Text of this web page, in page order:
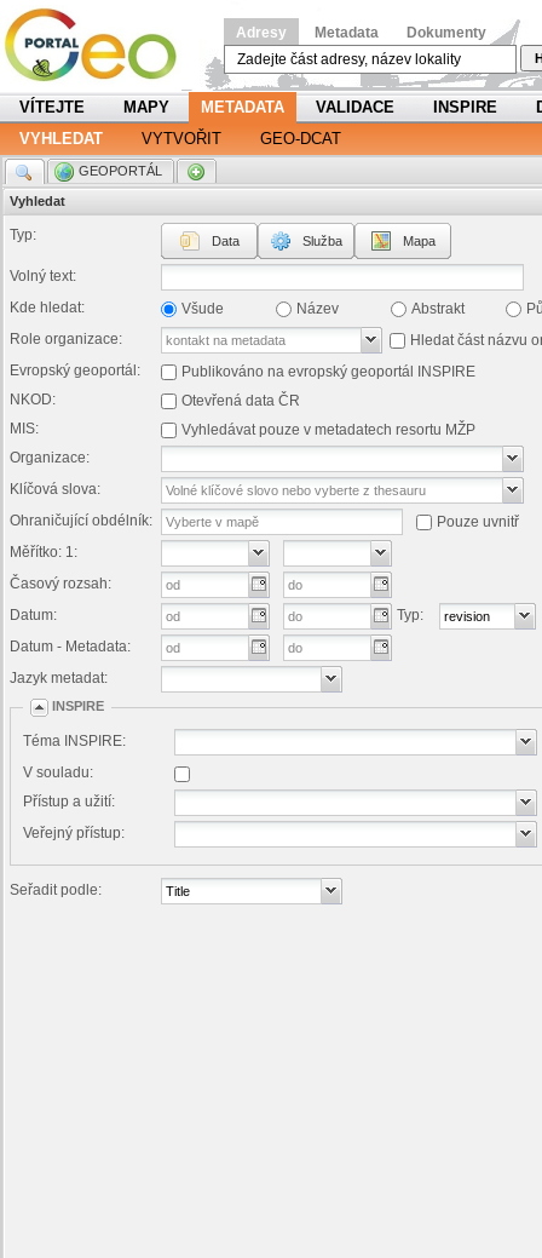
Adresy Metadata Dokumenty
VÍTEJTE MAPY METADATA VALIDACE INSPIRE
VYHLEDAT
VYTVOŘIT GEO-DCAT
GEOPORTÁL
Vyhledat
Typ: Data Služba Mapa
Volný text:
Kde hledat:
Všude Název Abstrakt
Role organizace:
Hledat část názvu
Evropský geoportál:
Publikováno na evropský geoportál INSPIRE
NKOD:
Otevřená data ČR
MIS:
Vyhledávat pouze v metadatech resortu MŽP
Organizace:
Klíčová slova:
Ohraničující obdélník:
Pouze uvnitř
Měřítko: 1:
Časový rozsah:
Datum:
Datum - Metadata:
Typ:
Jazyk metadat:
INSPIRE
Téma INSPIRE:
V souladu:
Přístup a užití:
Veřejný přístup:
Seřadit podle: